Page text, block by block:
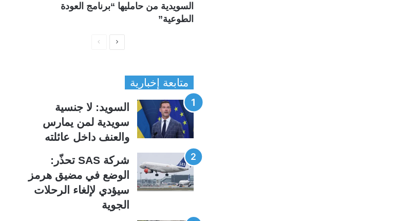
السويدية من حامليها “برنامج العودة
الطوعية”
ة
ا
ل
س
ا
ل
ا
ي
متابعة إخبارية
السويد: لا جنسية
سويدية لمن يمارس
والعنف داخل عائلته
شركة SAS تحذّر:
الوضع في مضيق هرمز
سيؤدي لإلغاء الرحلات
الجوية